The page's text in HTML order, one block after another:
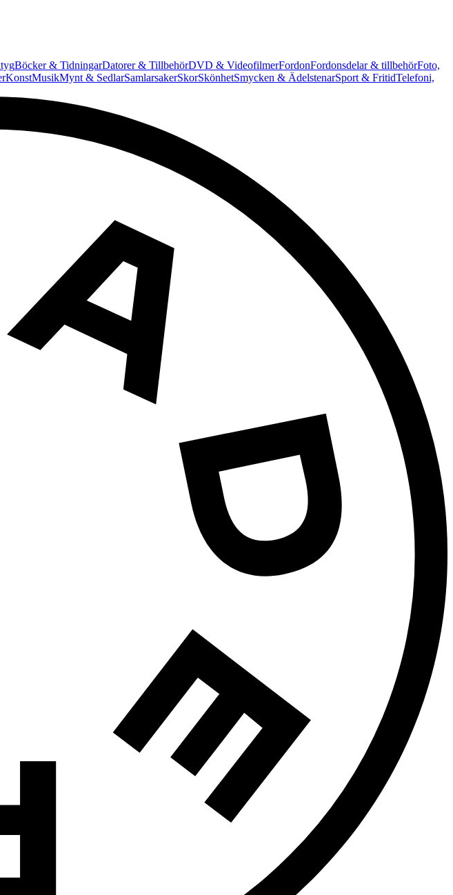
Böcker & TidningarDatorer & TillbehörDVD & VideofilmerFordonFordonsdelar & tillbehörFoto,
KonstMusikMynt & SedlarSamlarsakerSkorSkönhetSmycken & ÄdelstenarSport & FritidTelefoni,